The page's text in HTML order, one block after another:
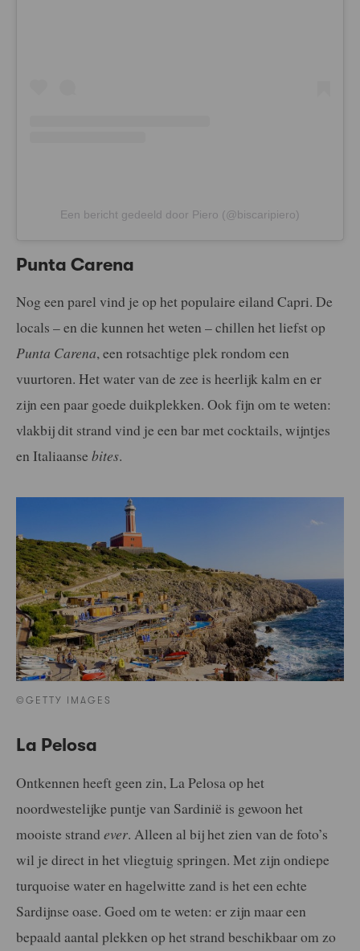
Een bericht gedeeld door Piero (@biscaripiero)
Punta Carena
Nog een parel vind je op het populaire eiland Capri. De
locals – en die kunnen het weten – chillen het liefst op
Punta Carena, een rotsachtige plek rondom een
vuurtoren. Het water van de zee is heerlijk kalm en er
zijn een paar goede duikplekken. Ook fijn om te weten:
vlakbij dit strand vind je een bar met cocktails, wijntjes
en Italiaanse bites.
©GETTY IMAGES
La Pelosa
Ontkennen heeft geen zin, La Pelosa op het
noordwestelijke puntje van Sardinië is gewoon het
mooiste strand ever. Alleen al bij het zien van de foto’s
wil je direct in het vliegtuig springen. Met zijn ondiepe
turquoise water en hagelwitte zand is het een echte
Sardijnse oase. Goed om te weten: er zijn maar een
bepaald aantal plekken op het strand beschikbaar om zo